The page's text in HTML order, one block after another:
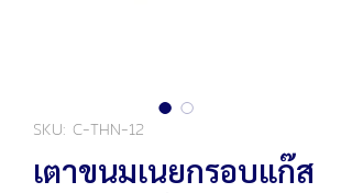
SKU: C-THN-12
เตาขนมเนยกรอบแก๊ส